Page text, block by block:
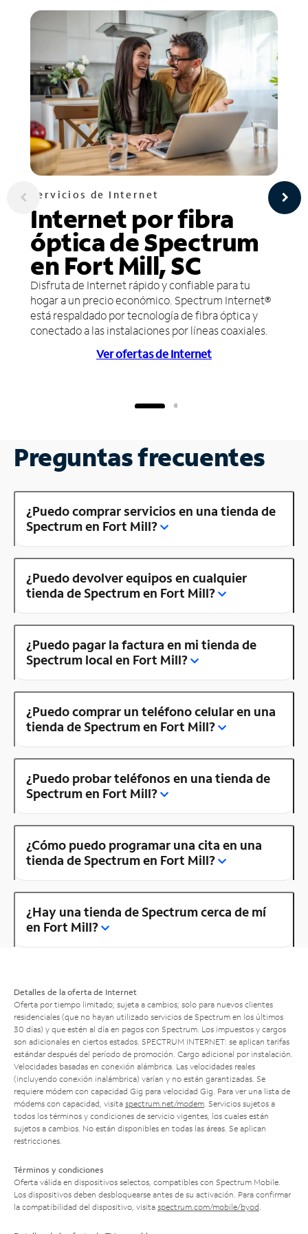
Servicios de Internet
Internet por fibra
óptica de Spectrum
en Fort Mill, SC
Disfruta de Internet rápido y confiable para tu
hogar a un precio económico. Spectrum Internet®
está respaldado por tecnología de fibra óptica y
conectado a las instalaciones por líneas coaxiales.
Ver ofertas de Internet
Preguntas frecuentes
¿Puedo comprar servicios en una tienda de
Spectrum en Fort Mill?
¿Puedo devolver equipos en cualquier
tienda de Spectrum en Fort Mill?
¿Puedo pagar la factura en mi tienda de
Spectrum local en Fort Mill?
¿Puedo comprar un teléfono celular en una
tienda de Spectrum en Fort Mill?
¿Puedo probar teléfonos en una tienda de
Spectrum en Fort Mill?
¿Cómo puedo programar una cita en una
tienda de Spectrum en Fort Mill?
¿Hay una tienda de Spectrum cerca de mí
en Fort Mill?
Detalles de la oferta de Internet
Oferta por tiempo limitado; sujeta a cambios; solo para nuevos clientes
residenciales (que no hayan utilizado servicios de Spectrum en los últimos
30 días) y que estén al día en pagos con Spectrum. Los impuestos y cargos
son adicionales en ciertos estados. SPECTRUM INTERNET: se aplican tarifas
estándar después del período de promoción. Cargo adicional por instalación.
Velocidades basadas en conexión alámbrica. Las velocidades reales
(incluyendo conexión inalámbrica) varían y no están garantizadas. Se
requiere módem con capacidad Gig para velocidad Gig. Para ver una lista de
módems con capacidad, visita spectrum.net/modem . Servicios sujetos a
todos los términos y condiciones de servicio vigentes, los cuales están
sujetos a cambios. No están disponibles en todas las áreas. Se aplican
restricciones.
Términos y condiciones
Oferta válida en dispositivos selectos, compatibles con Spectrum Mobile.
Los dispositivos deben desbloquearse antes de su activación. Para confirmar
la compatibilidad del dispositivo, visita spectrum.com/mobile/byod